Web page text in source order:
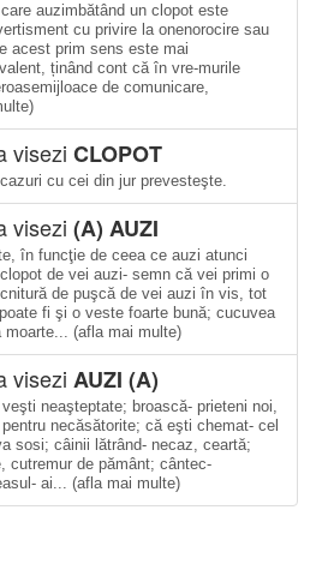
auzimbătând un clopot este
cu privire la onenorocire sau
acest prim sens este mai
ținând cont că în vre-murile
de comunicare,
visezi CLOPOT
cu cei din jur prevesteşte.
visezi (A) AUZI
în funcţie de ceea ce auzi atunci
de vei auzi- semn că vei primi o
de puşcă de vei auzi în vis, tot
fi şi o veste foarte bună; cucuvea
(afla mai multe)
visezi AUZI (A)
neaşteptate; broască- prieteni noi,
necăsătorite; că eşti chemat- cel
sosi; câinii lătrând- necaz, ceartă;
cutremur de pământ; cântec-
ai... (afla mai multe)